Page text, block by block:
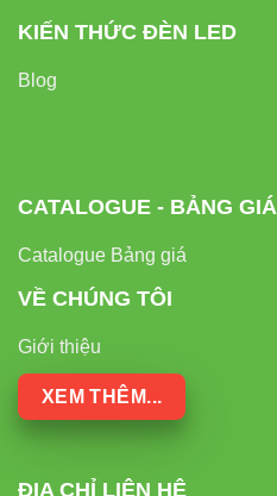
KIẾN THỨC ĐÈN LED
Blog
CATALOGUE - BẢNG GIÁ
Catalogue Bảng giá
VỀ CHÚNG TÔI
Giới thiệu
XEM THÊM...
ĐỊA CHỈ LIÊN HỆ